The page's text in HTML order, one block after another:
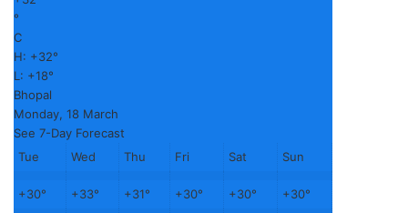
°
C
H: +32°
L: +18°
Bhopal
Monday, 18 March
See 7-Day Forecast
Tue
Wed Thu Fri Sat Sun
+30° +33° +31° +30° +30° +30°